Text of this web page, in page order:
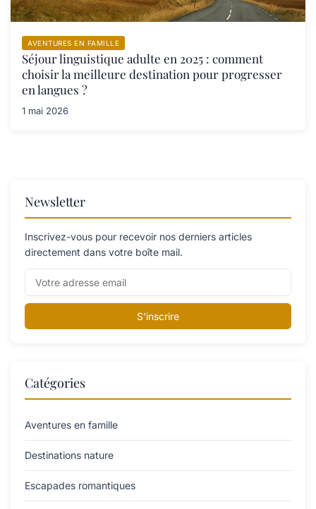
AVENTURES EN FAMILLE
Séjour linguistique adulte en 2025 : comment
choisir la meilleure destination pour progresser
en langues ?
1 mai 2026
Newsletter
Inscrivez-vous pour recevoir nos derniers articles
directement dans votre boîte mail.
S'inscrire
Catégories
Aventures en famille
Destinations nature
Escapades romantiques